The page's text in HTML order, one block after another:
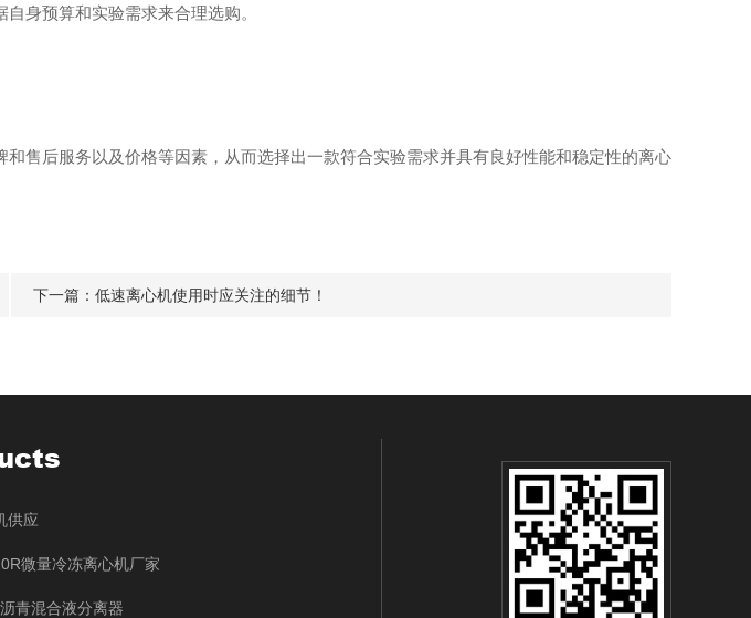
身预算和实验需求来合理选购。
后服务以及价格等因素，从而选择出一款符合实验需求并具有良好性能和稳定性的离心
下一篇： 低速离心机使用时应关注的细节！
供应
微量冷冻离心机厂家
青混合液分离器